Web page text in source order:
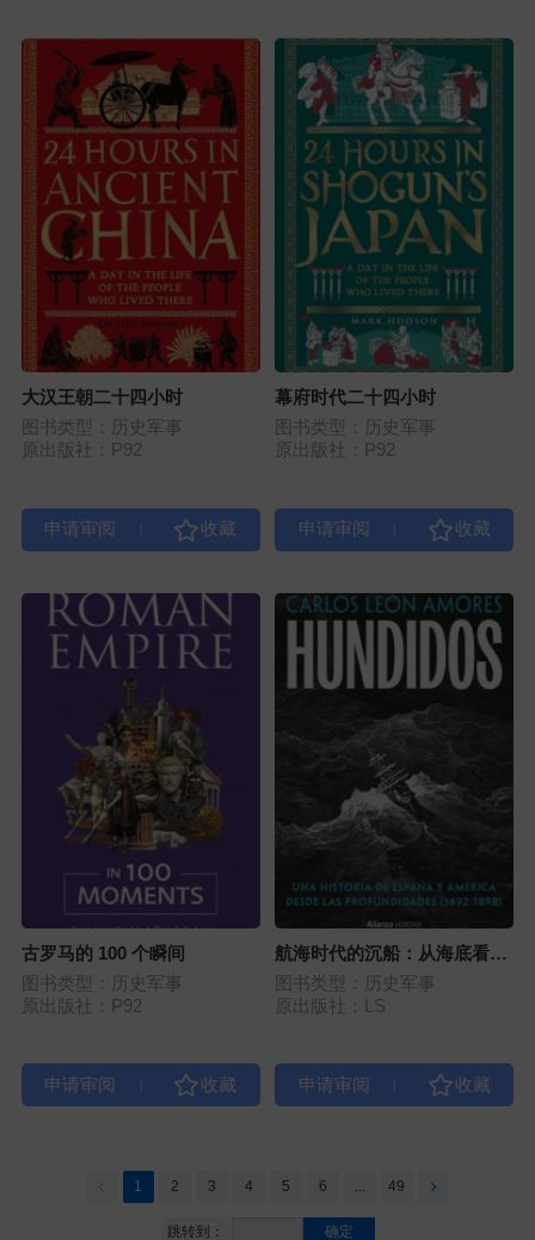
大汉王朝二十四小时
图书类型：历史军事
原出版社：P92
幕府时代二十四小时
图书类型：历史军事
原出版社：P92
古罗马的 100 个瞬间
图书类型：历史军事
原出版社：P92
航海时代的沉船：从海底看西
班牙与美洲的历史（1492—
1898）
图书类型：历史军事
原出版社：LS
1 2 3 4 5 6 ... 49
跳转到： 确定